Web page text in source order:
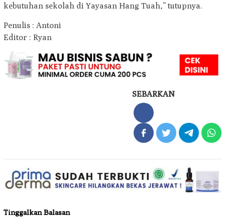
kebutuhan sekolah di Yayasan Hang Tuah,” tutupnya.
Penulis : Antoni
Editor : Ryan
SEBARKAN
Tinggalkan Balasan